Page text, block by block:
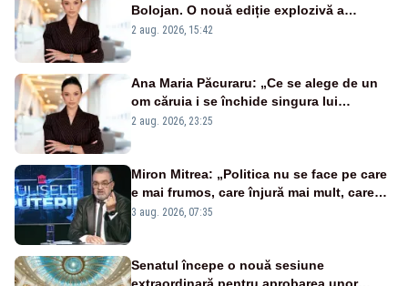
Bolojan. O nouă ediție explozivă a
emisiunii „Miza Zilei” la Realitatea PLUS
2 aug. 2026, 15:42
Ana Maria Păcuraru: „Ce se alege de un
om căruia i se închide singura lui
portiță?”
2 aug. 2026, 23:25
Miron Mitrea: „Politica nu se face pe care
e mai frumos, care înjură mai mult, care
țipă mai tare, ci pe proiecte”
3 aug. 2026, 07:35
Senatul începe o nouă sesiune
extraordinară pentru aprobarea unor